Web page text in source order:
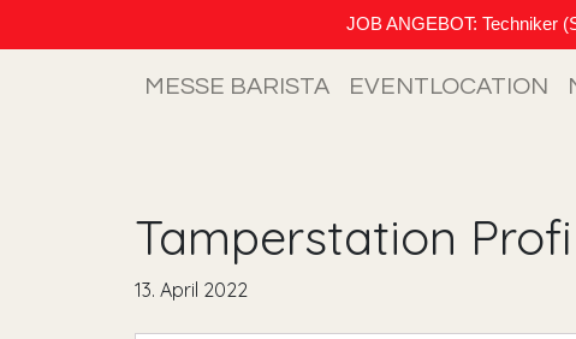
JOB ANGEBOT: Techniker
MESSE BARISTA EVENTLOCATION
Tamperstation Profi
13. April 2022